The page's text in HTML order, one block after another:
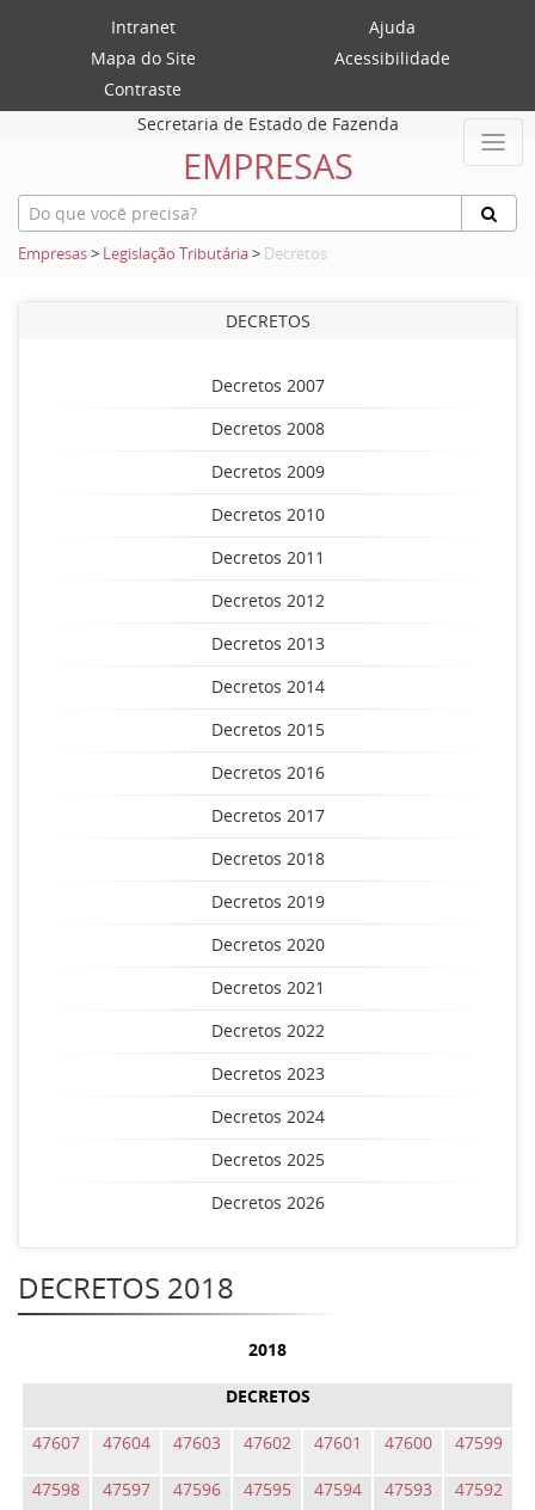
Intranet
Ajuda
Mapa do Site
Acessibilidade
Contraste
Secretaria de Estado de Fazenda
EMPRESAS
Empresas> Legislação Tributária> Decretos
DECRETOS
Decretos 2007
Decretos 2008
Decretos 2009
Decretos 2010
Decretos 2011
Decretos 2012
Decretos 2013
Decretos 2014
Decretos 2015
Decretos 2016
Decretos 2017
Decretos 2018
Decretos 2019
Decretos 2020
Decretos 2021
Decretos 2022
Decretos 2023
Decretos 2024
Decretos 2025
Decretos 2026
DECRETOS 2018
2018
DECRETOS
47607 47604 47603 47602 47601 47600 47599
47598 47597 47596 47595 47594 47593 47592